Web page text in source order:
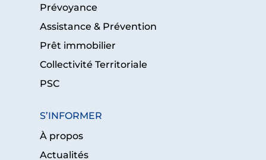
Prévoyance
Assistance & Prévention
Prêt immobilier
Collectivité Territoriale
PSC
S’INFORMER
À propos
Actualités